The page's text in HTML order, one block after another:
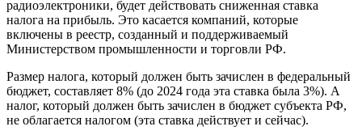
радиоэлектроники, будет действовать сниженная ставка
налога на прибыль. Это касается компаний, которые
включены в реестр, созданный и поддерживаемый
Министерством промышленности и торговли РФ.
Размер налога, который должен быть зачислен в федеральный
бюджет, составляет 8% (до 2024 года эта ставка была 3%). А
налог, который должен быть зачислен в бюджет субъекта РФ,
не облагается налогом (эта ставка действует и сейчас).